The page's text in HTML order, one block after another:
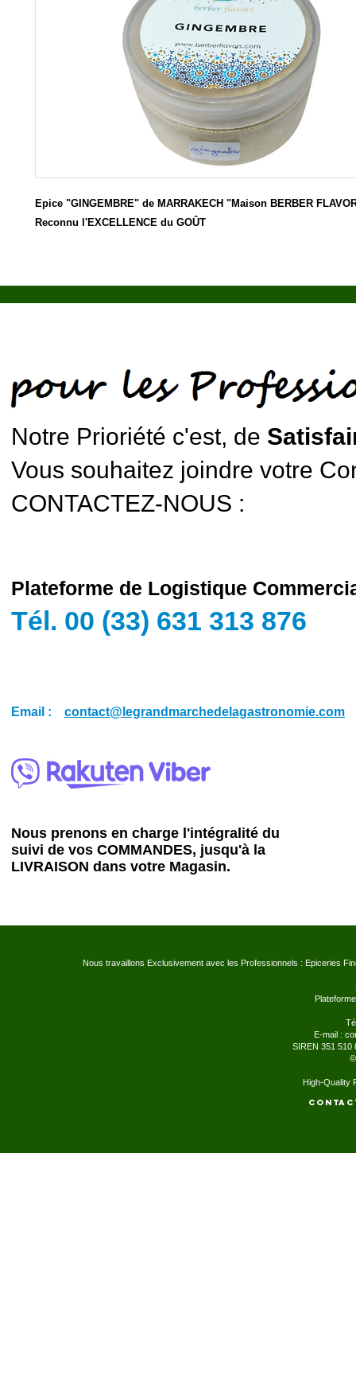
Epice "GINGEMBRE" de MARRAKECH "Maison BERBER
Reconnu l'EXCELLENCE du GOÛT
Notre Prioriété c'est, de
Vous souhaitez joindre votre
CONTACTEZ-NOUS :
Plateforme de Logistique
Tél. 00 (33) 631 313 876
Email : contact@legrandmarchedelagastronomie.com
Nous prenons en charge l'intégralité du
suivi de vos COMMANDES, jusqu'à la
LIVRAISON dans votre Magasin.
Nous travaillons Exclusivement avec les Professionnels : Epiceries
E-mail :
SIREN 351
©
High-Quality